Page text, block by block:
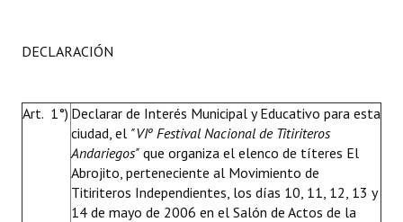
DECLARACIÓN
Art. 1°) Declarar de Interés Municipal y Educativo para esta
ciudad, el "VIº Festival Nacional de Titiriteros
Andariegos" que organiza el elenco de títeres El
Abrojito, perteneciente al Movimiento de
Titiriteros Independientes, los días 10, 11, 12, 13 y
14 de mayo de 2006 en el Salón de Actos de la